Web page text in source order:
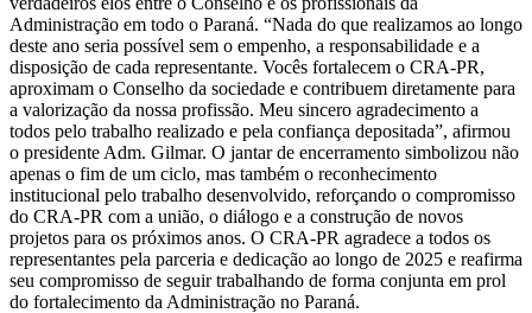
Administração em todo o Paraná. “Nada do que realizamos ao longo
deste ano seria possível sem o empenho, a responsabilidade e a
disposição de cada representante. Vocês fortalecem o CRA-PR,
aproximam o Conselho da sociedade e contribuem diretamente para
a valorização da nossa profissão. Meu sincero agradecimento a
todos pelo trabalho realizado e pela confiança depositada”, afirmou
o presidente Adm. Gilmar. O jantar de encerramento simbolizou não
apenas o fim de um ciclo, mas também o reconhecimento
institucional pelo trabalho desenvolvido, reforçando o compromisso
do CRA-PR com a união, o diálogo e a construção de novos
projetos para os próximos anos. O CRA-PR agradece a todos os
representantes pela parceria e dedicação ao longo de 2025 e reafirma
seu compromisso de seguir trabalhando de forma conjunta em prol
do fortalecimento da Administração no Paraná.